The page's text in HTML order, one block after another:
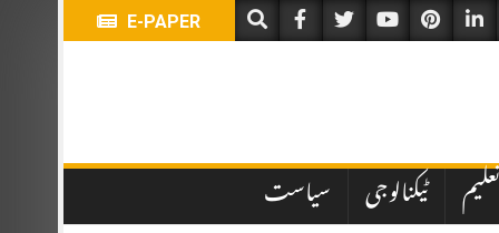
E-PAPER
تعلیم ٹیکنالوجی سیاست